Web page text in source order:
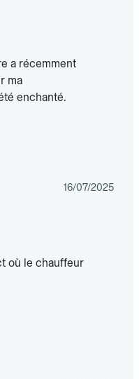
a récemment
ma
enchanté.
16/07/2025
où le chauffeur